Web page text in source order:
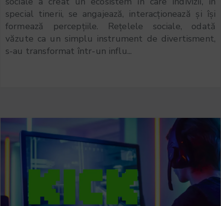
special tinerii, se angajează, interacționează și își
formează percepțiile. Rețelele sociale, odată
văzute ca un simplu instrument de divertisment,
s-au transformat într-un influ...